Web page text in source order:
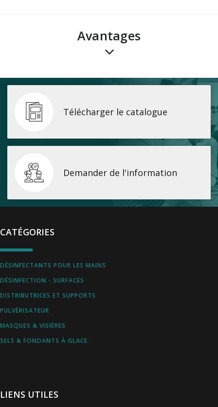
avantages
Télécharger le catalogue
Demander de l'information
CATÉGORIES
DÉSINFECTANTS POUR LES MAINS
DÉSINFECTION - SURFACES
DISTRIBUTRICES ET SUPPORTS
PULVÉRISATEUR
MASQUES & VISIÈRES
SELS & FONDANTS À GLACE
LIENS UTILES